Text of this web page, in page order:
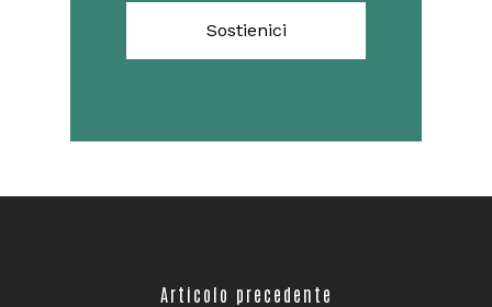
Sostienici
Articolo precedente